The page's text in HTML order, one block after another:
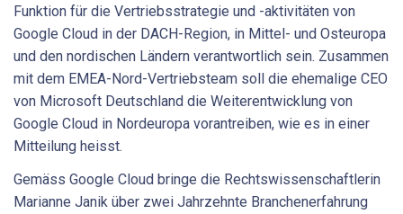
Funktion für die Vertriebsstrategie und -aktivitäten von
Google Cloud in der DACH-Region, in Mittel- und Osteuropa
und den nordischen Ländern verantwortlich sein. Zusammen
mit dem EMEA-Nord-Vertriebsteam soll die ehemalige CEO
von Microsoft Deutschland die Weiterentwicklung von
Google Cloud in Nordeuropa vorantreiben, wie es in einer
Mitteilung heisst.
Gemäss Google Cloud bringe die Rechtswissenschaftlerin
Marianne Janik über zwei Jahrzehnte Branchenerfahrung